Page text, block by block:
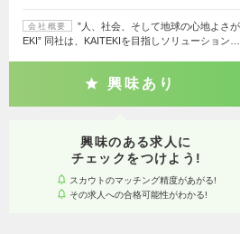
会社概要
”人、社会、そして地球の心地よさ
EKI” 同社は、KAITEKIを目指しソリューション…
興味あり
興味のある求人に
チェックをつけよう!
スカウトのマッチング精度があがる!
その求人への合格可能性がわかる!